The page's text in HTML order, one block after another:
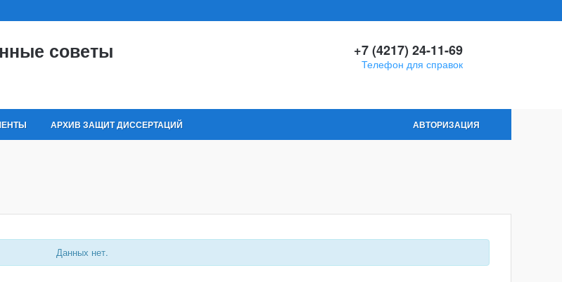
советы
+7 (4217) 24-11-69
Телефон для справок
АРХИВ ЗАЩИТ ДИССЕРТАЦИЙ АВТОРИЗАЦИЯ
Данных нет.